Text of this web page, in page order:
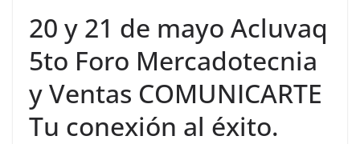
20 y 21 de mayo Acluvaq
5to Foro Mercadotecnia
y Ventas COMUNICARTE
Tu conexión al éxito.